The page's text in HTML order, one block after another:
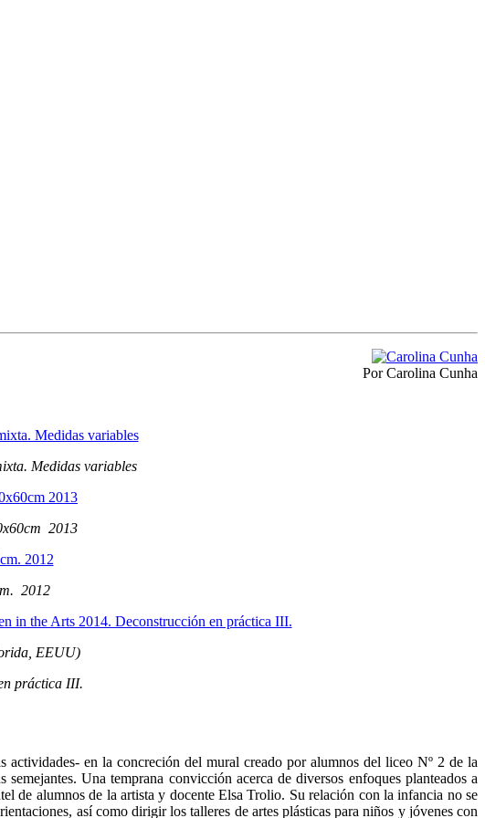
Por Carolina Cunha
Medidas variables
2013
2012
EEUU)
práctica III.
actividades- en la concreción del mural creado por alumnos del liceo Nº 2 de la
Una temprana convicción acerca de diversos enfoques planteados a
de alumnos de la artista y docente Elsa Trolio. Su relación con la infancia no se
así como dirigir los talleres de artes plásticas para niños y jóvenes con